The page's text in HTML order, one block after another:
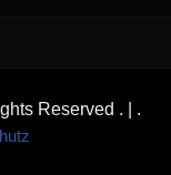
Reserved .
.